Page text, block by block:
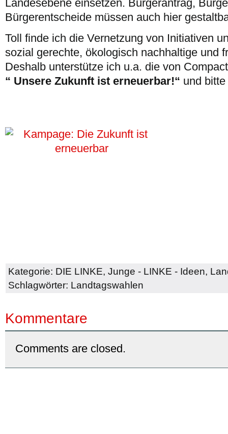
Landesebene einsetzen. Bürgerantrag,
Bürgerentscheide müssen auch hier
Toll finde ich die Vernetzung von Initiativen
sozial gerechte, ökologisch nachhaltige und
Deshalb unterstütze ich u.a. die von
“ Unsere Zukunft ist erneuerbar!“ und
Kategorie: DIE LINKE, Junge - LINKE - Ideen,
Schlagwörter: Landtagswahlen
Kommentare
Comments are closed.